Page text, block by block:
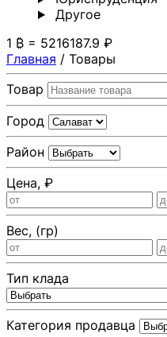
Другoе
1 ₿ = 5216187.9 ₽
Главная / Товары
Товар
Город
Район
Цена, ₽
Вес, (гр)
Тип клада
Категория продавца